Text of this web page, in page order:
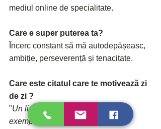
mediul online de specialitate.
Care e super puterea ta?
Încerc constant să mă autodepășeasc,
ambiție, perseverență și tenacitate.
Care este citatul care te motivează zi
de zi ?
"Un lider conduce prin puterea
exemplului, nu prin forță
” – Artă